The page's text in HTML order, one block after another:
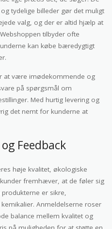
tydelige billeder gør det muligt
valg, og der er altid hjælp at
tilbyder ofte
kan købe bæredygtigt
at være imødekommende og
på spørgsmål om
Med hurtig levering og
det nemt for kunderne at
Feedback
høje kvalitet, økologiske
fremhæver, at de føler sig
er sikre,
Anmeldelserne roser
balance mellem kvalitet og